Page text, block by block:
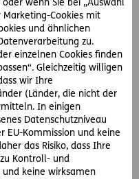
wenn Sie bei „Auswahl
Cookies mit
und ähnlichen
zu.
einzelnen Cookies finden
Gleichzeitig willigen
wir Ihre
(Länder, die nicht der
In einigen
Datenschutzniveau
EU-Kommission und keine
das Risiko, dass Ihre
Kontroll- und
keine wirksamen
13:00 - 17:00
nach